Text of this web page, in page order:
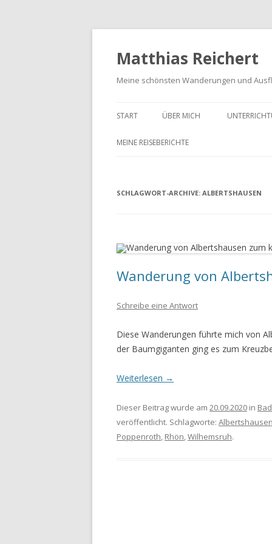
Matthias Reichert
Meine schönsten Wanderungen und
START ÜBER MICH
MEINE REISEBERICHTE
MEIN SCHWARZWALD URLAUB
2021
MAINTAL
SCHLAGWORT-ARCHIVE: ALBERTSHAUSEN
Wanderung von
Schreibe eine Antwort
Diese Wanderungen führte mich von
der Baumgiganten ging es zum
Weiterlesen →
Dieser Beitrag wurde am 20.09.2020 in
veröffentlicht. Schlagworte: Albertshausen
Poppenroth, Rhön,Wilhemsruh.